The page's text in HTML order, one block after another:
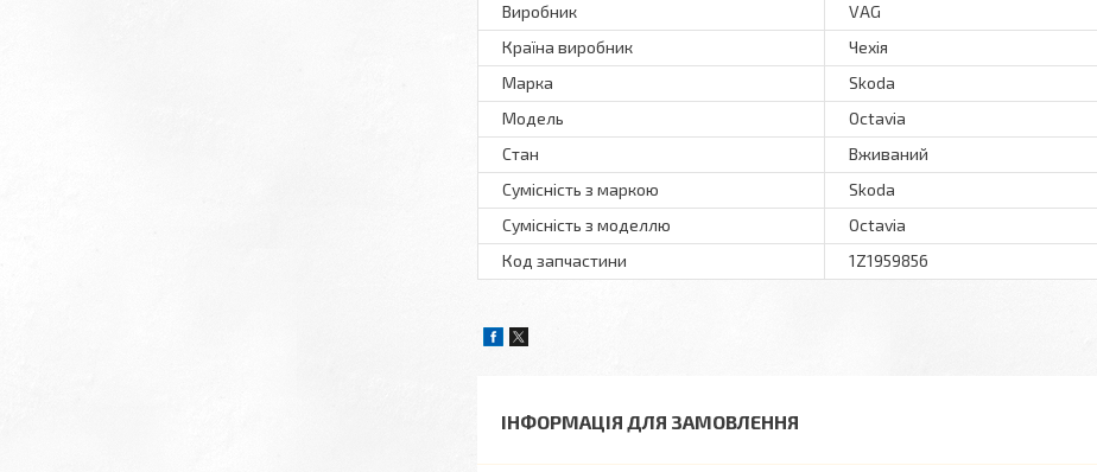
Виробник
VAG
Країна виробник
Чехія
Марка
Skoda
Модель
Octavia
Стан
Вживаний
Сумісність з маркою
Skoda
Сумісність з моделлю
Octavia
Код запчастини
1Z1959856
ІНФОРМАЦІЯ ДЛЯ ЗАМОВЛЕННЯ